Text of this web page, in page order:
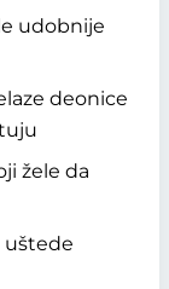
udobnije
deonice
žele da
uštede